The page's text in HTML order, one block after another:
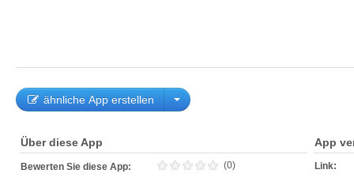
ähnliche App erstellen
Über diese App
Bewerten Sie diese App: (0)
App
Link: